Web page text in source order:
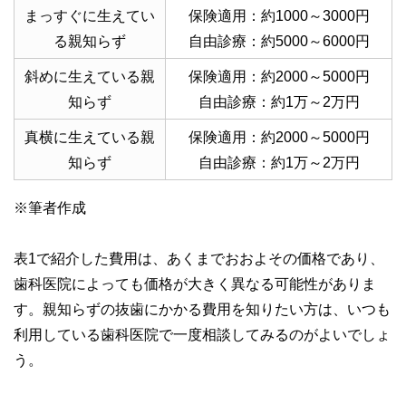
まっすぐに生えてい
る親知らず
保険適用：約1000～3000円
自由診療：約5000～6000円
斜めに生えている親
知らず
保険適用：約2000～5000円
自由診療：約1万～2万円
真横に生えている親
知らず
保険適用：約2000～5000円
自由診療：約1万～2万円
※筆者作成
表1で紹介した費用は、あくまでおおよその価格であり、
歯科医院によっても価格が大きく異なる可能性がありま
す。親知らずの抜歯にかかる費用を知りたい方は、いつも
利用している歯科医院で一度相談してみるのがよいでしょ
う。